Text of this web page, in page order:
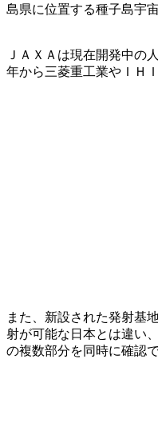
島県に位置する種子島宇
ＪＡＸＡは現在開発中の
年から三菱重工業やＩＨ
また、新設された発射基
射が可能な日本とは違い
の複数部分を同時に確認